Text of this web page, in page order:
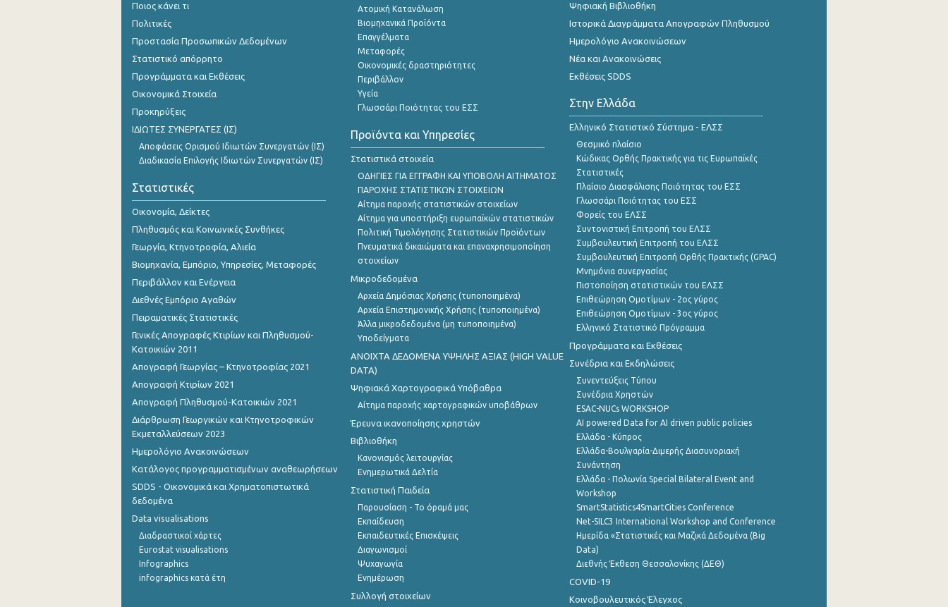
Ποιος κάνει τι
Πολιτικές
Προστασία Προσωπικών Δεδομένων
Στατιστικό απόρρητο
Προγράμματα και Εκθέσεις
Οικονομικά Στοιχεία
Προκηρύξεις
ΙΔΙΩΤΕΣ ΣΥΝΕΡΓΑΤΕΣ (ΙΣ)
Αποφάσεις Ορισμού Ιδιωτών Συνεργατών (ΙΣ)
Διαδικασία Επιλογής Ιδιωτών Συνεργατών (ΙΣ)
Στατιστικές
Οικονομία, Δείκτες
Πληθυσμός και Κοινωνικές Συνθήκες
Γεωργία, Κτηνοτροφία, Αλιεία
Βιομηχανία, Εμπόριο, Υπηρεσίες, Μεταφορές
Περιβάλλον και Ενέργεια
Διεθνές Εμπόριο Αγαθών
Πειραματικές Στατιστικές
Γενικές Απογραφές Κτιρίων και Πληθυσμού-
Κατοικιών 2011
Απογραφή Γεωργίας – Κτηνοτροφίας 2021
Απογραφή Κτιρίων 2021
Απογραφή Πληθυσμού-Κατοικιών 2021
Διάρθρωση Γεωργικών και Κτηνοτροφικών
Εκμεταλλεύσεων 2023
Ημερολόγιο Ανακοινώσεων
Κατάλογος προγραμματισμένων αναθεωρήσεων
SDDS - Οικονομικά και Χρηματοπιστωτικά
δεδομένα
Data visualisations
Διαδραστικοί χάρτες
Eurostat visualisations
Infographics
infographics κατά έτη
Ατομική Κατανάλωση
Βιομηχανικά Προϊόντα
Επαγγέλματα
Μεταφορές
Οικονομικές δραστηριότητες
Περιβάλλον
Υγεία
Γλωσσάρι Ποιότητας του ΕΣΣ
Προϊόντα και Υπηρεσίες
Στατιστικά στοιχεία
ΟΔΗΓΙΕΣ ΓΙΑ ΕΓΓΡΑΦΗ ΚΑΙ ΥΠΟΒΟΛΗ ΑΙΤΗΜΑΤΟΣ
ΠΑΡΟΧΗΣ ΣΤΑΤΙΣΤΙΚΩΝ ΣΤΟΙΧΕΙΩΝ
Αίτημα παροχής στατιστικών στοιχείων
Αίτημα για υποστήριξη ευρωπαϊκών στατιστικών
Πολιτική Τιμολόγησης Στατιστικών Προϊόντων
Πνευματικά δικαιώματα και επαναχρησιμοποίηση
στοιχείων
Μικροδεδομένα
Αρχεία Δημόσιας Χρήσης (τυποποιημένα)
Αρχεία Επιστημονικής Χρήσης (τυποποιημένα)
Άλλα μικροδεδομένα (μη τυποποιημένα)
Υποδείγματα
ANOIXTA ΔΕΔΟΜΕΝΑ ΥΨΗΛΗΣ ΑΞΙΑΣ (HIGH VALUE
DATA)
Ψηφιακά Χαρτογραφικά Υπόβαθρα
Αίτημα παροχής χαρτογραφικών υποβάθρων
Έρευνα ικανοποίησης χρηστών
Βιβλιοθήκη
Κανονισμός λειτουργίας
Ενημερωτικά Δελτία
Στατιστική Παιδεία
Παρουσίαση - Το όραμά μας
Εκπαίδευση
Εκπαιδευτικές Επισκέψεις
Διαγωνισμοί
Ψυχαγωγία
Ενημέρωση
Συλλογή στοιχείων
Ψηφιακή Βιβλιοθήκη
Ιστορικά Διαγράμματα Απογραφών Πληθυσμού
Ημερολόγιο Ανακοινώσεων
Νέα και Ανακοινώσεις
Εκθέσεις SDDS
Στην Ελλάδα
Ελληνικό Στατιστικό Σύστημα - ΕΛΣΣ
Θεσμικό πλαίσιο
Κώδικας Ορθής Πρακτικής για τις Ευρωπαϊκές
Στατιστικές
Πλαίσιο Διασφάλισης Ποιότητας του ΕΣΣ
Γλωσσάρι Ποιότητας του ΕΣΣ
Φορείς του ΕΛΣΣ
Συντονιστική Επιτροπή του ΕΛΣΣ
Συμβουλευτική Επιτροπή του ΕΛΣΣ
Συμβουλευτική Επιτροπή Ορθής Πρακτικής (GPAC)
Μνημόνια συνεργασίας
Πιστοποίηση στατιστικών του ΕΛΣΣ
Επιθεώρηση Ομοτίμων - 2ος γύρος
Επιθεώρηση Ομοτίμων - 3ος γύρος
Ελληνικό Στατιστικό Πρόγραμμα
Προγράμματα και Εκθέσεις
Συνέδρια και Εκδηλώσεις
Συνεντεύξεις Τύπου
Συνέδρια Χρηστών
ESAC-NUCs WORKSHOP
AI powered Data for AI driven public policies
Ελλάδα - Κύπρος
Ελλάδα-Βουλγαρία-Διμερής Διασυνοριακή
Συνάντηση
Ελλάδα - Πολωνία Special Bilateral Event and
Workshop
SmartStatistics4SmartCities Conference
Net-SILC3 International Workshop and Conference
Ημερίδα «Στατιστικές και Μαζικά Δεδομένα (Big
Data)
Διεθνής Έκθεση Θεσσαλονίκης (ΔΕΘ)
COVID-19
Κοινοβουλευτικός Έλεγχος